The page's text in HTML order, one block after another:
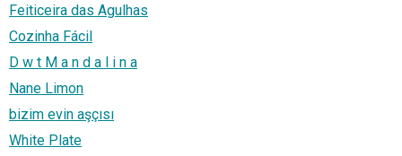
Feiticeira das Agulhas
Cozinha Fácil
D w t M a n d a l i n a
Nane Limon
bizim evin aşçısı
White Plate